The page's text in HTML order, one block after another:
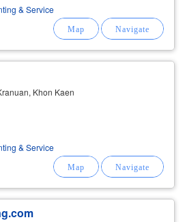
& Service
Khon Kaen
& Service